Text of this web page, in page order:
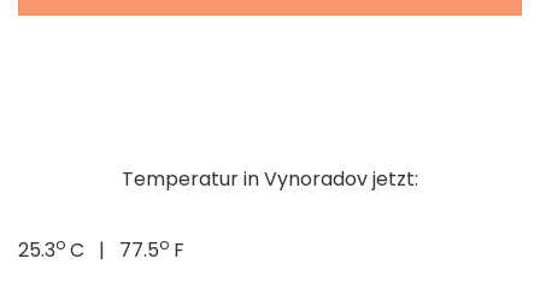
Temperatur in Vynoradov jetzt:
25.3o C | 77.5o F